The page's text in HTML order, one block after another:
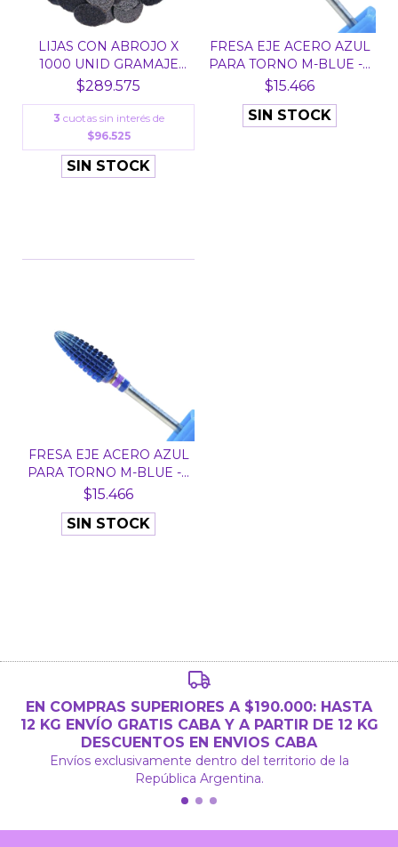
LIJAS CON ABROJO X
1000 UNID GRAMAJE
180...
$289.575
3 cuotas sin interés de
$96.525
SIN STOCK
FRESA EJE ACERO AZUL
PARA TORNO M-BLUE -...
$15.466
SIN STOCK
FRESA EJE ACERO AZUL
PARA TORNO M-BLUE -...
$15.466
SIN STOCK
EN COMPRAS SUPERIORES A $190.000: HASTA
12 KG ENVÍO GRATIS CABA Y A PARTIR DE 12 KG
DESCUENTOS EN ENVIOS CABA
Envíos exclusivamente dentro del territorio de la
República Argentina.